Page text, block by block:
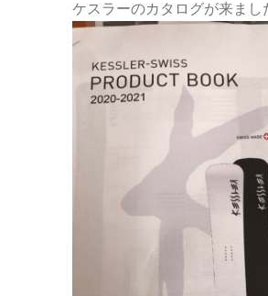
ケスラーのカタログが来まし